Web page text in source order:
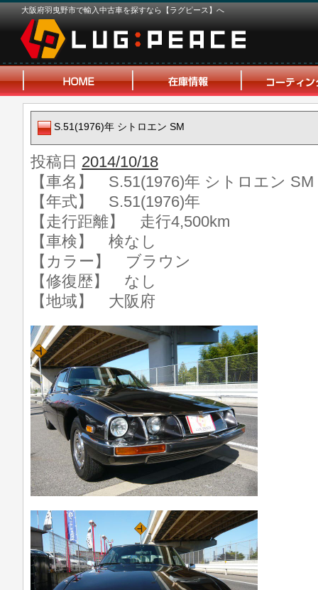
大阪府羽曳野市で輸入中古車を探すなら【ラグピース】へ
S.51(1976)年 シトロエン SM
投稿日 2014/10/18
【車名】 S.51(1976)年 シトロエン SM
【年式】 S.51(1976)年
【走行距離】 走行4,500km
【車検】 検なし
【カラー】 ブラウン
【修復歴】 なし
【地域】 大阪府